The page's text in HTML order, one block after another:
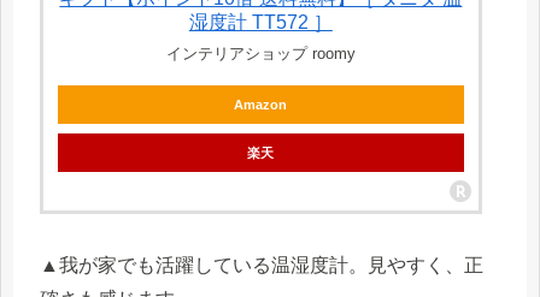
湿度計 TT572 ］
インテリアショップ roomy
Amazon
楽天
▲我が家でも活躍している温湿度計。見やすく、正